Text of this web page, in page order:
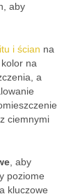
aby
i ścian na
na
a
ciemnymi
, aby
poziome
kluczowe